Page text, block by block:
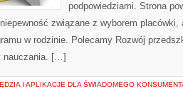
podpowiedziami. Strona
związane z wyborem
w rodzinie. Polecamy Rozwój
nauczania. […]
I APLIKACJE DLA ŚWIADOMEGO